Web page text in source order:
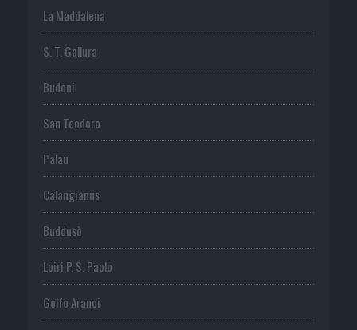
La Maddalena
S. T. Gallura
Budoni
San Teodoro
Palau
Calangianus
Buddusò
Loiri P. S. Paolo
Golfo Aranci